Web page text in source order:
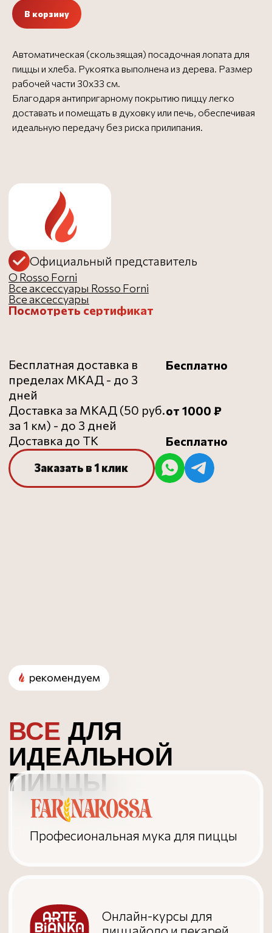
В корзину
Автоматическая (скользящая) посадочная лопата для
пиццы и хлеба. Рукоятка выполнена из дерева. Размер
рабочей части 30х33 см.
Благодаря антипригарному покрытию пиццу легко
доставать и помещать в духовку или печь, обеспечивая
идеальную передачу без риска прилипания.
Официальный представитель
О Rosso Forni
Все аксессуары Rosso Forni
Все аксессуары
Посмотреть сертификат
Доставка до ТК
Заказать в 1 клик
ВСЕ
ИДЕАЛЬНОЙ
ПИЦЦЫ
Професиональная мука для пиццы